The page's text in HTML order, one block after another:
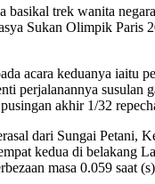
basikal trek wanita
Sukan Olimpik Paris
acara keduanya iaitu
perjalanannya susulan
akhir 1/32
dari Sungai Petani,
kedua di belakang
masa 0.059 saat